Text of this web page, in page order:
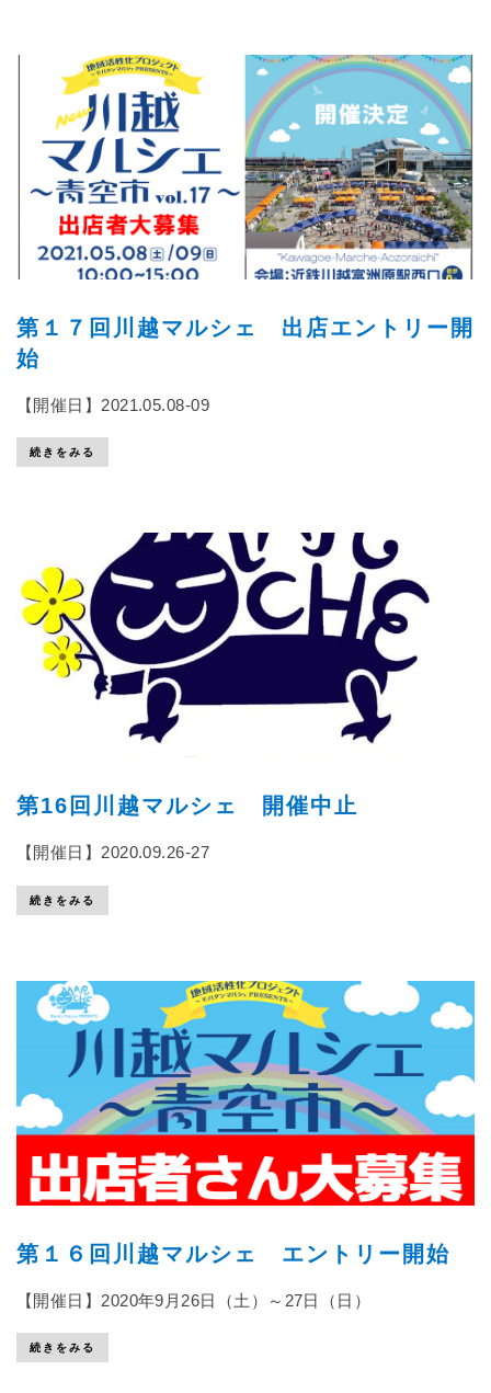
第１７回川越マルシェ 出店エントリー開
始
【開催日】2021.05.08-09
続きをみる
第16回川越マルシェ 開催中止
【開催日】2020.09.26-27
続きをみる
第１６回川越マルシェ エントリー開始
【開催日】2020年9月26日（土）～27日（日）
続きをみる